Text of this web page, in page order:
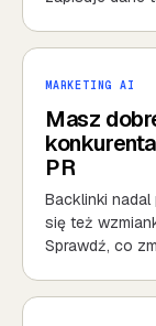
MARKETING AI
Masz
PR
Backlinki
się też
Sprawdź, co